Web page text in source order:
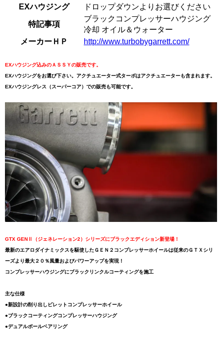
EXハウジング
ドロップダウンよりお選びください
特記事項
ブラックコンプレッサーハウジング
冷却 オイル＆ウォーター
メーカーＨＰ
http://www.turbobygarrett.com/
EXハウジング込みのＡＳＳＹの販売です。
EXハウジングをお選び下さい。アクチュエーター式ターボはアクチュエーターも含まれます。
EXハウジングレス（スーパーコア）での販売も可能です。
GTX GENⅡ（ジェネレーション2）シリーズにブラックエディション新登場！
最新のエアロダイナミックスを駆使したＧＥＮ２コンプレッサーホイールは従来のＧＴＸシリ
ーズより最大２０％風量およびパワーアップを実現！
コンプレッサーハウジングにブラックリンクルコーティングを施工
主な仕様
●新設計の削り出しビレットコンプレッサーホイール
●ブラックコーティングコンプレッサーハウジング
●デュアルボールベアリング